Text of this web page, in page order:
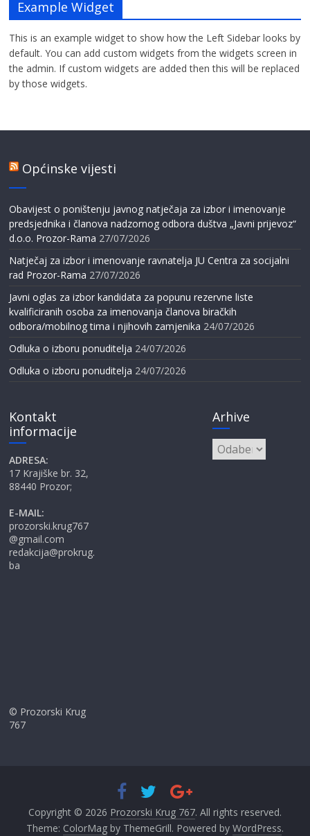
Example Widget
This is an example widget to show how the Left Sidebar looks by
default. You can add custom widgets from the widgets screen in
the admin. If custom widgets are added then this will be replaced
by those widgets.
Općinske vijesti
Obavijest o poništenju javnog natječaja za izbor i imenovanje
predsjednika i članova nadzornog odbora duštva „Javni prijevoz“
d.o.o. Prozor-Rama 27/07/2026
Natječaj za izbor i imenovanje ravnatelja JU Centra za socijalni
rad Prozor-Rama 27/07/2026
Javni oglas za izbor kandidata za popunu rezervne liste
kvalificiranih osoba za imenovanja članova biračkih
odbora/mobilnog tima i njihovih zamjenika 24/07/2026
Odluka o izboru ponuditelja 24/07/2026
Odluka o izboru ponuditelja 24/07/2026
Kontakt
informacije
ADRESA:
17 Krajiške br. 32,
88440 Prozor;
E-MAIL:
prozorski.krug767
@gmail.com
redakcija@prokrug.
ba
© Prozorski Krug
767
Arhive
Arhive
Copyright © 2026 Prozorski Krug 767. All rights reserved.
Theme: ColorMagby ThemeGrill. Powered by WordPress.